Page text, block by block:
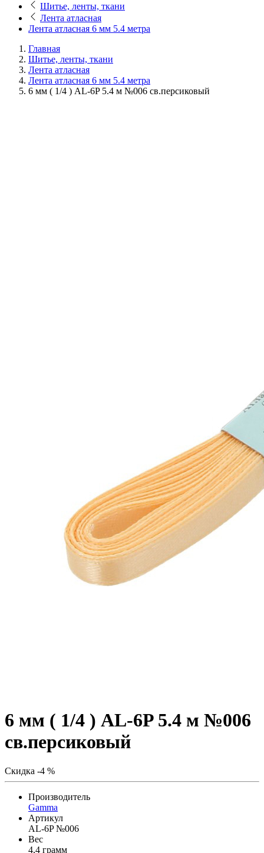
Шитье, ленты, ткани
Лента атласная
Лента атласная 6 мм 5.4 метра
Главная
Шитье, ленты, ткани
Лента атласная
Лента атласная 6 мм 5.4 метра
6 мм ( 1/4 ) AL-6P 5.4 м №006 св.персиковый
6 мм ( 1/4 ) AL-6P 5.4 м №006
св.персиковый
Скидка -4 %
Производитель
Gamma
Артикул
AL-6P №006
Вес
4,4 грамм